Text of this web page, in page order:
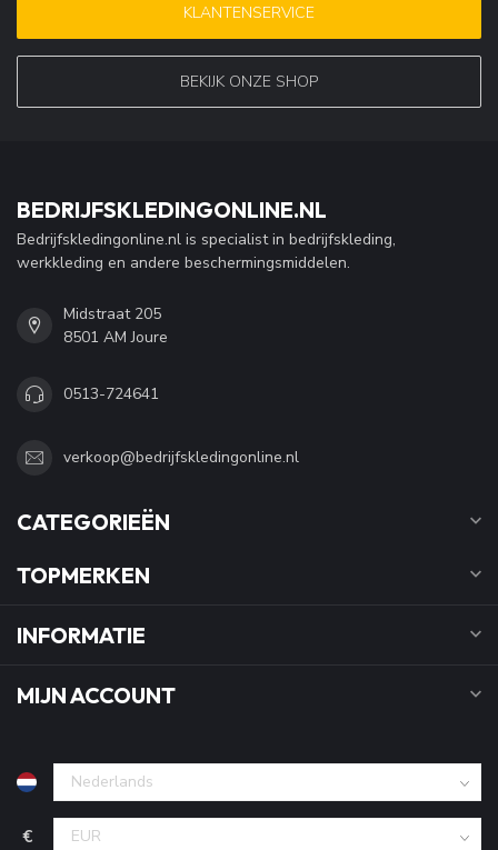
KLANTENSERVICE
BEKIJK ONZE SHOP
BEDRIJFSKLEDINGONLINE.NL
Bedrijfskledingonline.nl is specialist in bedrijfskleding,
werkkleding en andere beschermingsmiddelen.
Midstraat 205
8501 AM Joure
0513-724641
verkoop@bedrijfskledingonline.nl
CATEGORIEËN
TOPMERKEN
INFORMATIE
MIJN ACCOUNT
€